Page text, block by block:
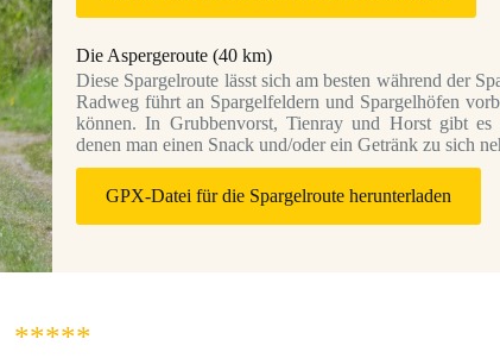
Die Aspergeroute (40 km)
Diese Spargelroute lässt sich am besten während der
Radweg führt an Spargelfeldern und Spargelhöfen
können. In Grubbenvorst, Tienray und Horst gibt es
denen man einen Snack und/oder ein Getränk zu sich
GPX-Datei für die Spargelroute herunterladen
*****